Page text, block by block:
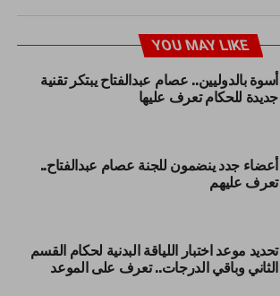
YOU MAY LIKE
أسوة بالدوليين.. عصام عبدالفتاح يبتكر تقنية
جديدة للحكام تعرف عليها
أعضاء جدد ينضمون للجنة عصام عبدالفتاح..
تعرف عليهم
تحديد موعد اختبار اللياقة البدنية لحكام القسم
الثاني وباقي الدرجات.. تعرف على الموعد